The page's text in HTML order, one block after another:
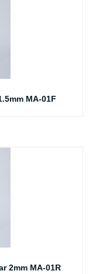
MA-01F
2mm MA-01R